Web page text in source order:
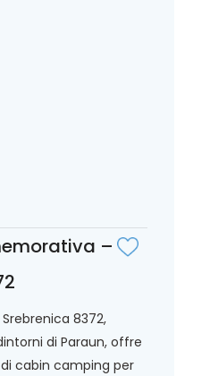
–
8372,
di Paraun, offre
cabin camping per